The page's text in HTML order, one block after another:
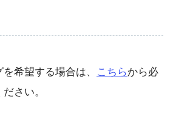
希望する場合は、 こちらから必
さい。